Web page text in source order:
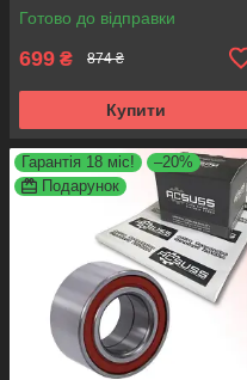
АКСУСС Корея! VKBA3538 ,
R158.44 , 713690750
Готово до відправки
699 ₴ 874 ₴
Купити
Гарантія 18 міс!
–20%
Подарунок